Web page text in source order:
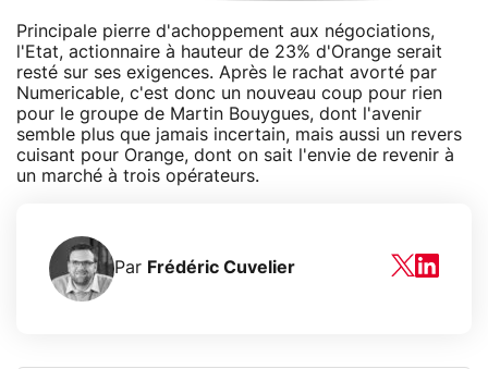
Principale pierre d'achoppement aux négociations,
l'Etat, actionnaire à hauteur de 23% d'Orange serait
resté sur ses exigences. Après le rachat avorté par
Numericable, c'est donc un nouveau coup pour rien
pour le groupe de Martin Bouygues, dont l'avenir
semble plus que jamais incertain, mais aussi un revers
cuisant pour Orange, dont on sait l'envie de revenir à
un marché à trois opérateurs.
Par Frédéric Cuvelier